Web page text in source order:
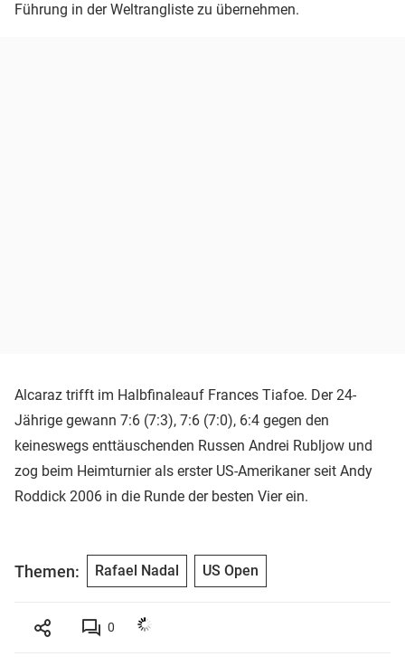
Führung in der Weltrangliste zu übernehmen.
Alcaraz trifft im Halbfinaleauf Frances Tiafoe. Der 24-
Jährige gewann 7:6 (7:3), 7:6 (7:0), 6:4 gegen den
keineswegs enttäuschenden Russen Andrei Rubljow und
zog beim Heimturnier als erster US-Amerikaner seit Andy
Roddick 2006 in die Runde der besten Vier ein.
Themen: Rafael Nadal US Open
0